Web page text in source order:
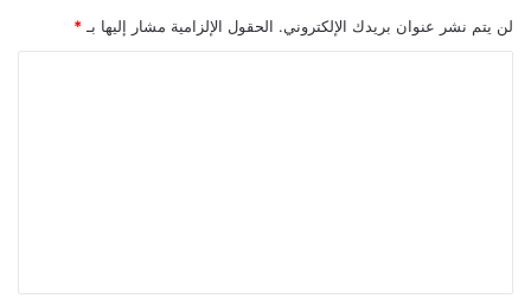
لن يتم نشر عنوان بريدك الإلكتروني. الحقول الإلزامية مشار إليها بـ *